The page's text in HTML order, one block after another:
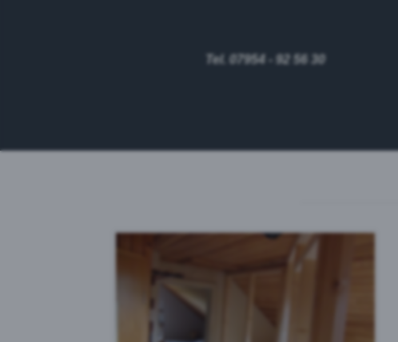
Tel. 07954 - 92 56 30